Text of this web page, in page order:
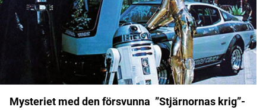
Mysteriet med den försvunna ”Stjärnornas krig”-